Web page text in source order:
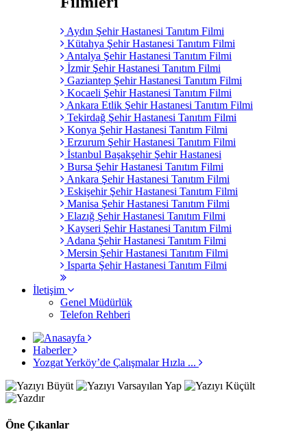
Aydın Şehir Hastanesi Tanıtım Filmi
Kütahya Şehir Hastanesi Tanıtım Filmi
Antalya Şehir Hastanesi Tanıtım Filmi
İzmir Şehir Hastanesi Tanıtım Filmi
Gaziantep Şehir Hastanesi Tanıtım Filmi
Kocaeli Şehir Hastanesi Tanıtım Filmi
Ankara Etlik Şehir Hastanesi Tanıtım Filmi
Tekirdağ Şehir Hastanesi Tanıtım Filmi
Konya Şehir Hastanesi Tanıtım Filmi
Erzurum Şehir Hastanesi Tanıtım Filmi
İstanbul Başakşehir Şehir Hastanesi
Bursa Şehir Hastanesi Tanıtım Filmi
Ankara Şehir Hastanesi Tanıtım Filmi
Eskişehir Şehir Hastanesi Tanıtım Filmi
Manisa Şehir Hastanesi Tanıtım Filmi
Elazığ Şehir Hastanesi Tanıtım Filmi
Kayseri Şehir Hastanesi Tanıtım Filmi
Adana Şehir Hastanesi Tanıtım Filmi
Mersin Şehir Hastanesi Tanıtım Filmi
Isparta Şehir Hastanesi Tanıtım Filmi
İletişim
Genel Müdürlük
Telefon Rehberi
Haberler
Yozgat Yerköy’de Çalışmalar Hızla ...
Öne Çıkanlar